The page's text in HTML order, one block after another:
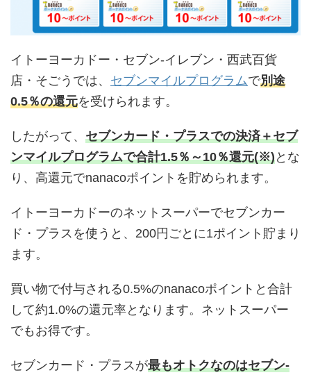
イトーヨーカドー・セブン-イレブン・西武百貨
店・そごうでは、 セブンマイルプログラムで別途
0.5％の還元を受けられます。
したがって、 セブンカード・プラスでの決済＋セブ
ンマイルプログラムで合計1.5％～10％還元(※)とな
り、高還元でnanacoポイントを貯められます。
イトーヨーカドーのネットスーパーでセブンカー
ド・プラスを使うと、200円ごとに1ポイント貯まり
ます。
買い物で付与される0.5%のnanacoポイントと合計
して約1.0%の還元率となります。ネットスーパー
でもお得です。
セブンカード・プラスが最もオトクなのはセブン-